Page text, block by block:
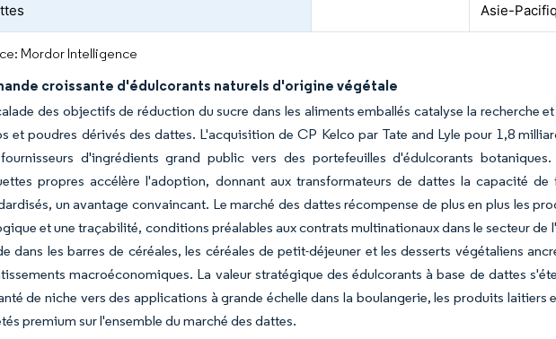
Asie-
Mordor Intelligence
croissante d'édulcorants naturels d'origine végétale
des objectifs de réduction du sucre dans les aliments emballés catalyse la recherche
et poudres dérivés des dattes. L'acquisition de CP Kelco par Tate and Lyle pour 1,8
d'ingrédients grand public vers des portefeuilles d'édulcorants
propres accélère l'adoption, donnant aux transformateurs de dattes la capacité
un avantage convaincant. Le marché des dattes récompense de plus en plus les
et une traçabilité, conditions préalables aux contrats multinationaux dans le secteur
dans les barres de céréales, les céréales de petit-déjeuner et les desserts végétaliens
macroéconomiques. La valeur stratégique des édulcorants à base de dattes
de niche vers des applications à grande échelle dans la boulangerie, les produits laitiers
premium sur l'ensemble du marché des dattes.